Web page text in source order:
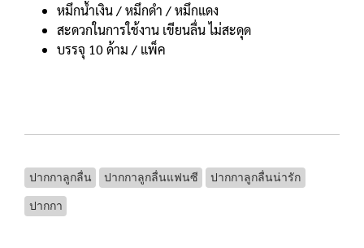
หมึกน้ำเงิน / หมึกดำ / หมึกแดง
สะดวกในการใช้งาน เขียนลื่น ไม่สะดุด
บรรจุ 10 ด้าม / แพ็ค
ปากกาลูกลื่น ปากกาลูกลื่นแฟนซี
ปากกาลูกลื่นน่ารัก
ปากกา